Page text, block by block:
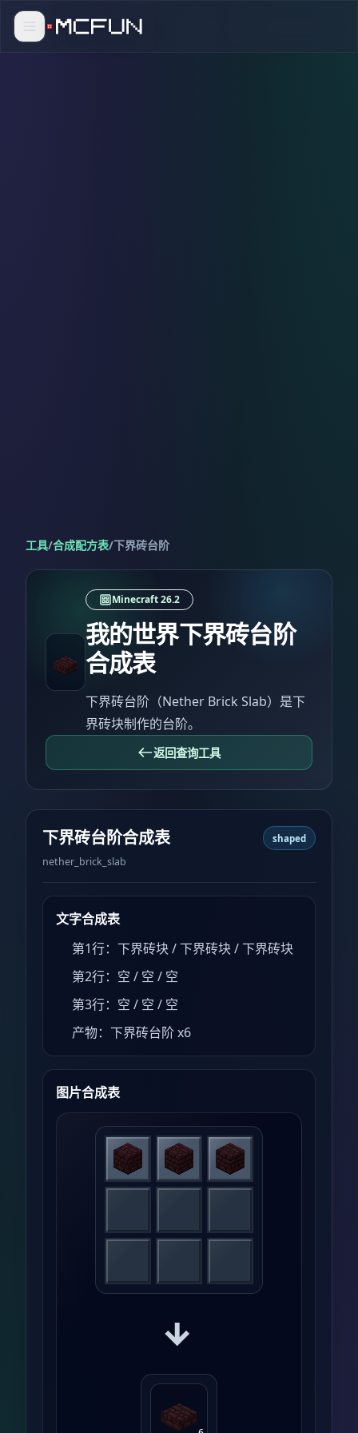
工具/合成配方表/下界砖台阶
Minecraft 26.2
我的世界下界砖台阶
合成表
下界砖台阶（Nether Brick Slab）是下
界砖块制作的台阶。
返回查询工具
下界砖台阶合成表
nether_brick_slab
shaped
文字合成表
第1行：下界砖块 / 下界砖块 / 下界砖块
第2行：空 / 空 / 空
第3行：空 / 空 / 空
产物：下界砖台阶 x6
图片合成表
→